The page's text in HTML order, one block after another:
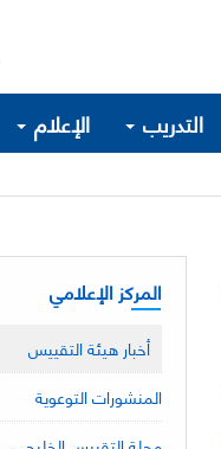
التدريب الإعلام
المركز الإعلامي
أخبار هيئة التقييس
المنشورات التوعوية